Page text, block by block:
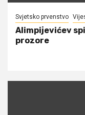
Svjetsko prvenstvo
Alimpijevićev
prozore